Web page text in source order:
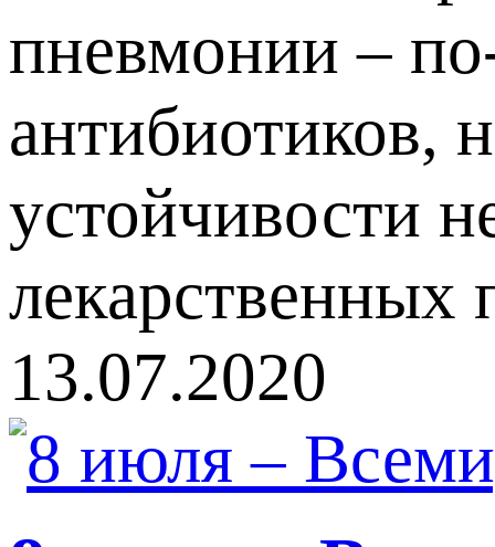
пневмонии –
антибиотиков,
устойчивости
лекарственных
13.07.2020